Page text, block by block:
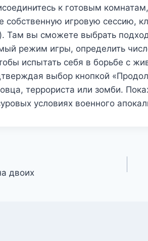
к готовым
собственную игровую сессию,
Там вы сможете выбрать
режим игры, определить
испытать себя в борьбе с
выбор кнопкой
террориста или зомби.
условиях военного
двоих